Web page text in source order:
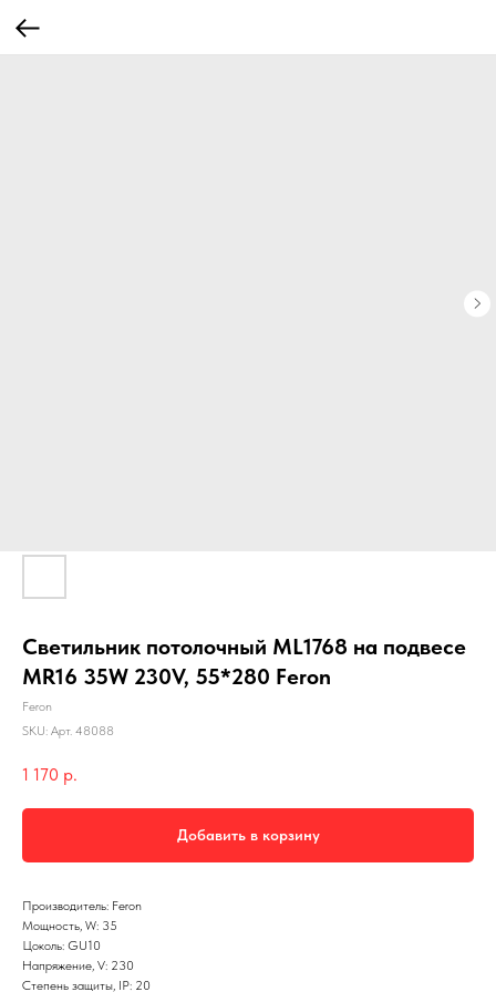
Светильник потолочный ML1768 на подвесе
MR16 35W 230V, 55*280 Feron
Feron
SKU: Арт. 48088
1 170 р.
Добавить в корзину
Производитель: Feron
Мощность, W: 35
Цоколь: GU10
Напряжение, V: 230
Степень защиты, IP: 20